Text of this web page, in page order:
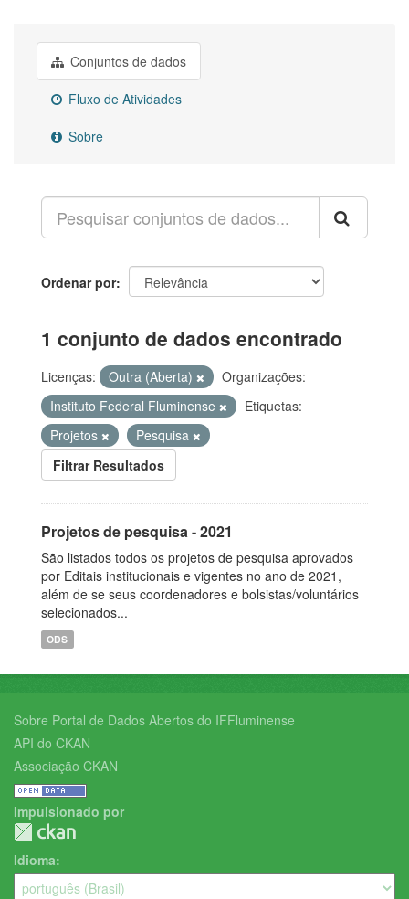
Conjuntos de dados
Fluxo de Atividades
Sobre
Ordenar por
1 conjunto de dados encontrado
Licenças: Outra (Aberta)
Organizações:
Instituto Federal Fluminense
Etiquetas:
Projetos
Pesquisa
Filtrar Resultados
Projetos de pesquisa - 2021
São listados todos os projetos de pesquisa aprovados
por Editais institucionais e vigentes no ano de 2021,
além de se seus coordenadores e bolsistas/voluntários
selecionados...
ODS
Sobre Portal de Dados Abertos do IFFluminense
API do CKAN
Associação CKAN
Impulsionado por
Idioma